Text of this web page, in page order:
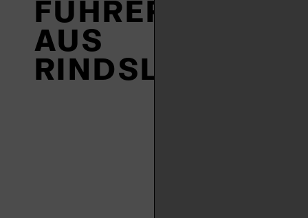
FÜHRER
AUS
RINDSLEDER